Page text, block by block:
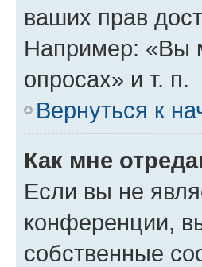
ваших прав
Например: «Вы
опросах» и т. п.
Вернуться к
Как мне
Если вы не
конференции,
собственные